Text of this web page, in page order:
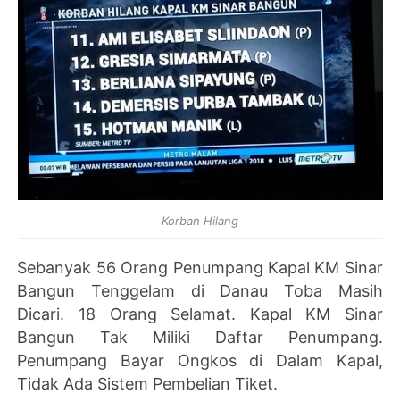
Korban Hilang
Sebanyak 56 Orang Penumpang Kapal KM Sinar
Bangun Tenggelam di Danau Toba Masih
Dicari. 18 Orang Selamat. Kapal KM Sinar
Bangun Tak Miliki Daftar Penumpang.
Penumpang Bayar Ongkos di Dalam Kapal,
Tidak Ada Sistem Pembelian Tiket.